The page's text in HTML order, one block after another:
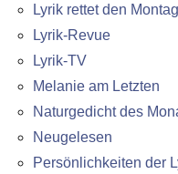
Lyrik rettet den Montag
Lyrik-Revue
Lyrik-TV
Melanie am Letzten
Naturgedicht des
Neugelesen
Persönlichkeiten der